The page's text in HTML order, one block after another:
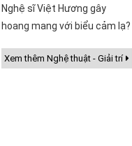
Nghệ sĩ Việt Hương gây
hoang mang với biểu cảm lạ?
Xem thêm Nghệ thuật - Giải trí